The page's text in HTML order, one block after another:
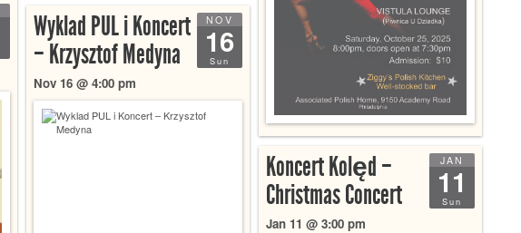
NOV
16
Sun
Wyklad PUL i Koncert
– Krzysztof Medyna
Nov 16 @ 4:00 pm
JAN
11
Sun
Koncert Kolęd –
Christmas Concert
Jan 11 @ 3:00 pm